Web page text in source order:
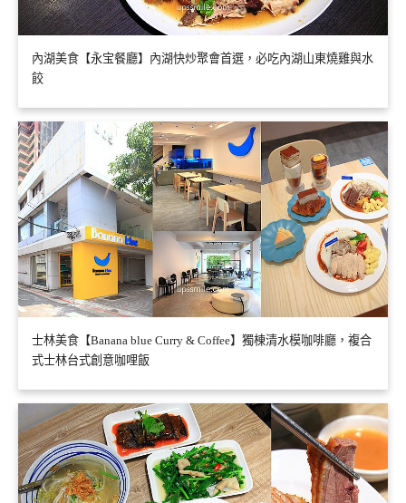
內湖美食【永宝餐廳】內湖快炒聚會首選，必吃內湖山東燒雞與水
餃
士林美食【Banana blue Curry & Coffee】獨棟清水模咖啡廳，複合
式士林台式創意咖哩飯